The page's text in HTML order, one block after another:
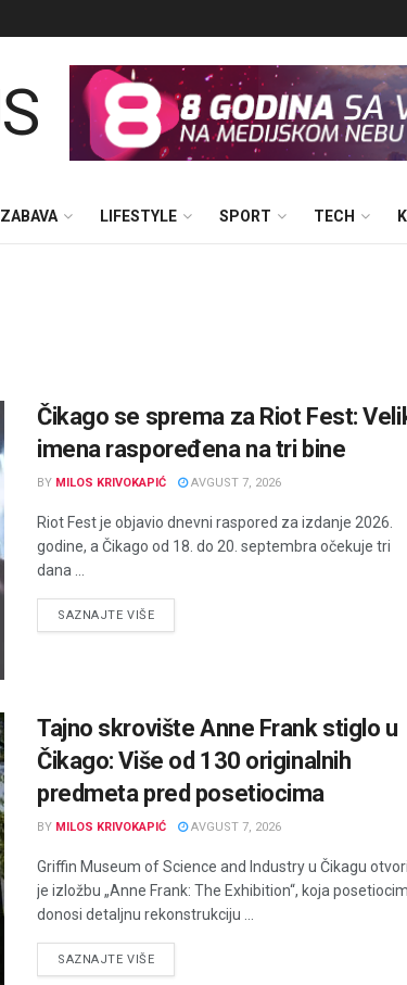
ZABAVA LIFESTYLE SPORT TECH
Čikago se sprema za Riot Fest:
imena raspoređena na tri bine
BY MILOS KRIVOKAPIĆ AVGUST 7, 2026
Riot Fest je objavio dnevni raspored za izdanje 2026.
godine, a Čikago od 18. do 20. septembra očekuje tri
dana ...
SAZNAJTE VIŠEDETAILS
Tajno skrovište Anne Frank stiglo u
Čikago: Više od 130 originalnih
predmeta pred posetiocima
BY MILOS KRIVOKAPIĆ AVGUST 7, 2026
Griffin Museum of Science and Industry u Čikagu
je izložbu „Anne Frank: The Exhibition“, koja
donosi detaljnu rekonstrukciju ...
SAZNAJTE VIŠEDETAILS